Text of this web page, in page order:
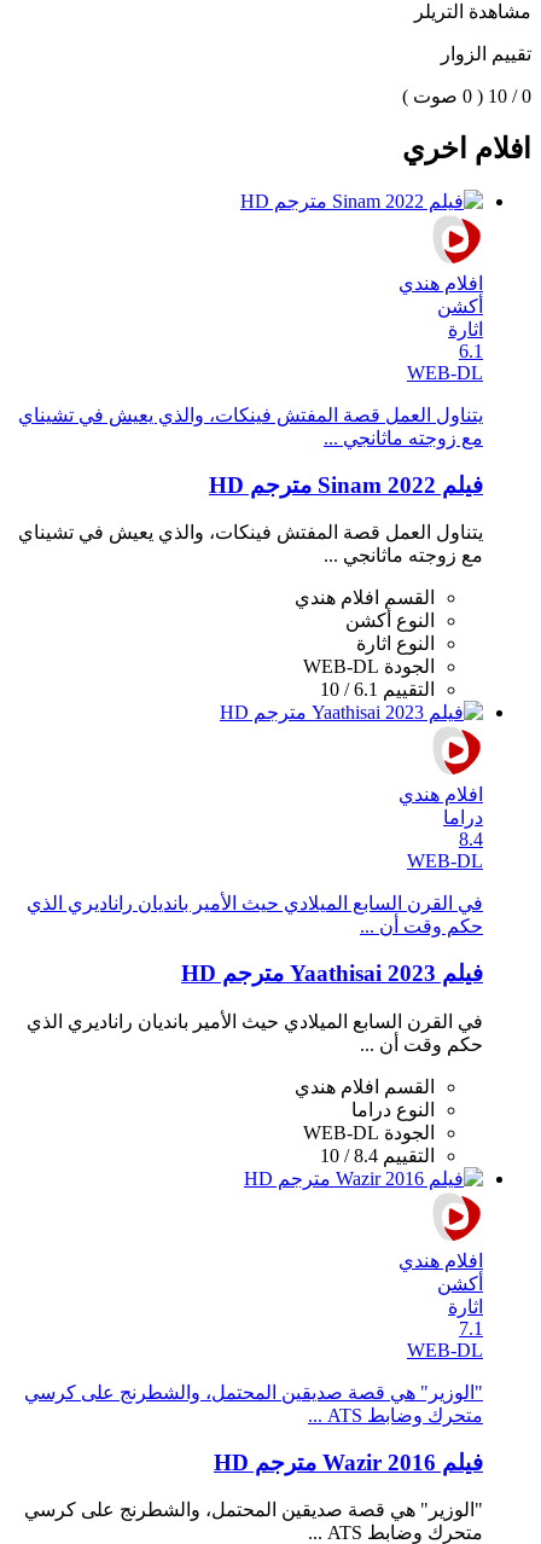
مشاهدة التريلر
تقييم الزوار
0 / 10 ( 0 صوت )
افلام اخري
افلام هندي
أكشن
اثارة
6.1
WEB-DL
يتناول العمل قصة المفتش فينكات، والذي يعيش في تشيناي
مع زوجته ماثانجي ...
فيلم Sinam 2022 مترجم HD
يتناول العمل قصة المفتش فينكات، والذي يعيش في تشيناي
مع زوجته ماثانجي ...
القسم
افلام هندي
النوع أكشن
النوع اثارة
الجودة WEB-DL
التقييم 6.1 / 10
افلام هندي
دراما
8.4
WEB-DL
في القرن السابع الميلادي حيث الأمير بانديان راناديري الذي
حكم وقت أن ...
فيلم Yaathisai 2023 مترجم HD
في القرن السابع الميلادي حيث الأمير بانديان راناديري الذي
حكم وقت أن ...
القسم
افلام هندي
النوع دراما
الجودة WEB-DL
التقييم 8.4 / 10
افلام هندي
أكشن
اثارة
7.1
WEB-DL
"الوزير" هي قصة صديقين المحتمل، والشطرنج على كرسي
متحرك وضابط ATS ...
فيلم Wazir 2016 مترجم HD
"الوزير" هي قصة صديقين المحتمل، والشطرنج على كرسي
متحرك وضابط ATS ...